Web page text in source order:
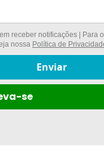
receber notificações | Para
nossa Política de
Enviar
se